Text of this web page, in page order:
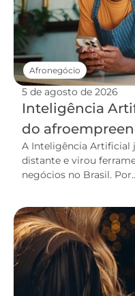
5 de agosto de 2026
Inteligência
do
A Inteligência Artificial
distante e virou
negócios no Brasil.
Afronegócio